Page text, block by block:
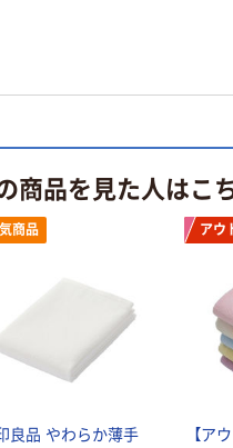
商品を見た人はこ
商品
良品 やわらか薄手
アウ
【ア
イドへ